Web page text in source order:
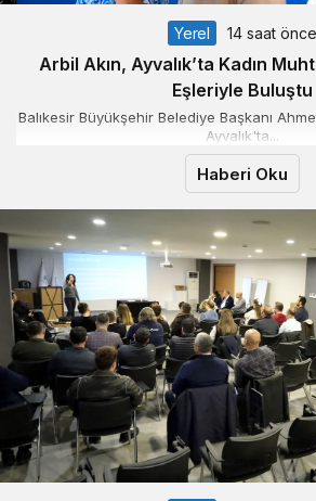
Yerel 14 saat önce
Arbil Akın, Ayvalık’ta Kadın
Eşleriyle Buluştu
Balıkesir Büyükşehir Belediye Başkanı
Ayvalık'ta...
Haberi Oku